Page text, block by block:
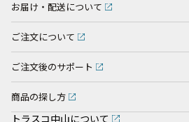
お届け・配送について
ご注文について
ご注文後のサポート
商品の探し方
トラスコ中山について